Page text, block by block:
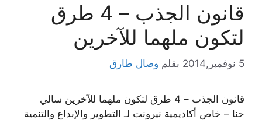
قانون الجذب – 4 طرق
لتكون ملهما للآخرين
5 نوفمبر,2014 بقلم وصال طارق
قانون الجذب – 4 طرق لتكون ملهما للآخرين سالي
حنا – خاص أكاديمية نيرونت لـ التطوير والإبداع والتنمية